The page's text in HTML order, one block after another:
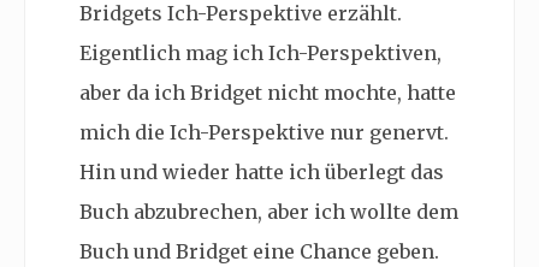
Bridgets Ich-Perspektive erzählt.
Eigentlich mag ich Ich-Perspektiven,
aber da ich Bridget nicht mochte, hatte
mich die Ich-Perspektive nur genervt.
Hin und wieder hatte ich überlegt das
Buch abzubrechen, aber ich wollte dem
Buch und Bridget eine Chance geben.